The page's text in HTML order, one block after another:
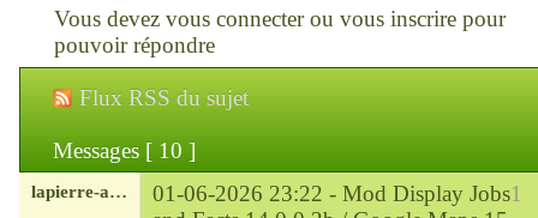
Connexion
Chronica : le site
ChroniKat : les liens
CONTACT
Vous devez vous connecterou vous inscrirepour
pouvoir répondre
Flux RSS du sujet
Messages [ 10 ]
1
lapierre-amerique 01-06-2026 23:22 - Mod Display Jobs